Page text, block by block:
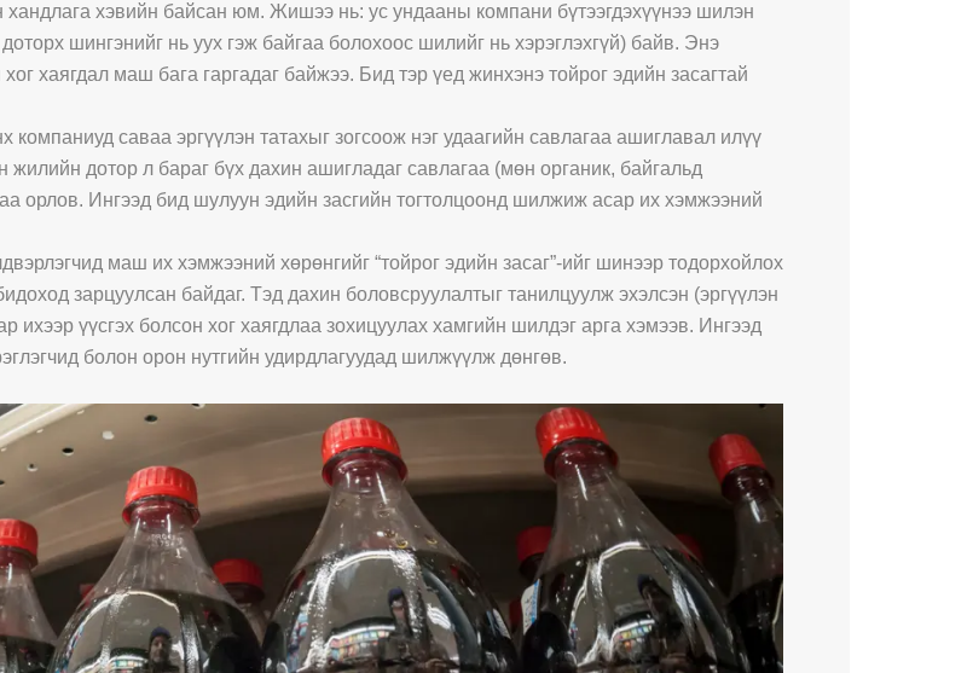
хандлага хэвийн байсан юм. Жишээ нь: ус ундааны компани бүтээгдэхүүнээ шилэн
шингэнийг нь уух гэж байгаа болохоос шилийг нь хэрэглэхгүй) байв. Энэ
хаягдал маш бага гаргадаг байжээ. Бид тэр үед жинхэнэ тойрог эдийн засагтай
компаниуд саваа эргүүлэн татахыг зогсоож нэг удаагийн савлагаа ашиглавал илүү
дотор л бараг бүх дахин ашигладаг савлагаа (мөн органик, байгальд
орлов. Ингээд бид шулуун эдийн засгийн тогтолцоонд шилжиж асар их хэмжээний
маш их хэмжээний хөрөнгийг “тойрог эдийн засаг”-ийг шинээр тодорхойлох
зарцуулсан байдаг. Тэд дахин боловсруулалтыг танилцуулж эхэлсэн (эргүүлэн
ихээр үүсгэх болсон хог хаягдлаа зохицуулах хамгийн шилдэг арга хэмээв. Ингээд
болон орон нутгийн удирдлагуудад шилжүүлж дөнгөв.